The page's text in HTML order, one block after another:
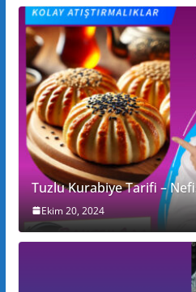
Tuzlu Kurabiye Tarifi –
Ekim 20, 2024